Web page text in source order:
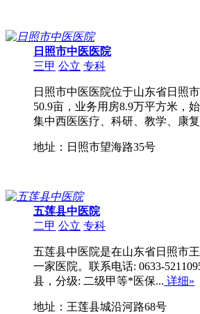
日照市中医医院
三甲 公立 专科
日照市中医医院位于山东省日照
50.9亩，业务用房8.9万平方米，
集中西医医疗、科研、教学、康
地址：日照市望海路35号
五莲县中医院
二甲 公立 专科
五莲县中医院是在山东省日照市
一家医院。联系电话: 0633-
县，分级: 二级甲等*医保... 详细»
地址：王莲县城沿河路68号